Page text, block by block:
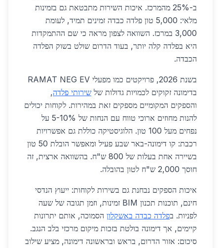
ב-25% מהמרכז. איכות השירות מתבטאת גם בזמינות
מלאי: 5,000 טון פלדה כבדה זמינים תמיד, לעומת
3,000 במרכז. השוואה לצפון מראה כי שם ההתמקדות
היא בפלדה קלה יותר, בעוד הדרום שולט בשוק הפלדה
הכבדה.
בשנת 2026, פרויקטים כמו מפעלי RAMAT NEG EV
בדימונה זקוקים לכמויות גדולות של שירותי פלדה,
והספקים המקומיים מספקים זאת במהירות. לקוחות יכולים
להנות מחוזים ארוכי טווח עם הנחות של 5-10% על
נפחים מעל 100 טון. הלוגיסטיקה כוללת גם אפשרויות
רכבת: קו דימונה-באר שבע פעיל ומאפשר הובלת 50 טון
בשיירה אחת בעלות של 800 ש"ח. בהשוואה ארצית, זה
חוסך 2,000 ש"ח לטון בהובלה.
איכות הספקים נבחנת גם בשירות לקוחות: ייעוץ הנדסי
חינם, תוכנות תכנון BIM זמינות, וזמן תגובה של שעה
לפניות. בפלדה כבדה באשקלון הסמוכה, אותם יתרונות
קיימים, אך דימונה בולטת בזכות מיקום מרכזי בלב הנגב.
סיכום: אזור הדרום, בראש ובראשונה דימונה, מציע שילוב